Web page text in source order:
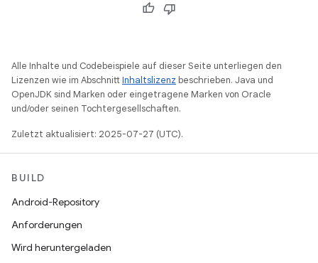
Alle Inhalte und Codebeispiele auf dieser Seite unterliegen den
Lizenzen wie im AbschnittInhaltslizenz beschrieben. Java und
OpenJDK sind Marken oder eingetragene Marken von Oracle
und/oder seinen Tochtergesellschaften.
Zuletzt aktualisiert: 2025-07-27 (UTC).
BUILD
Android-Repository
Anforderungen
Wird heruntergeladen